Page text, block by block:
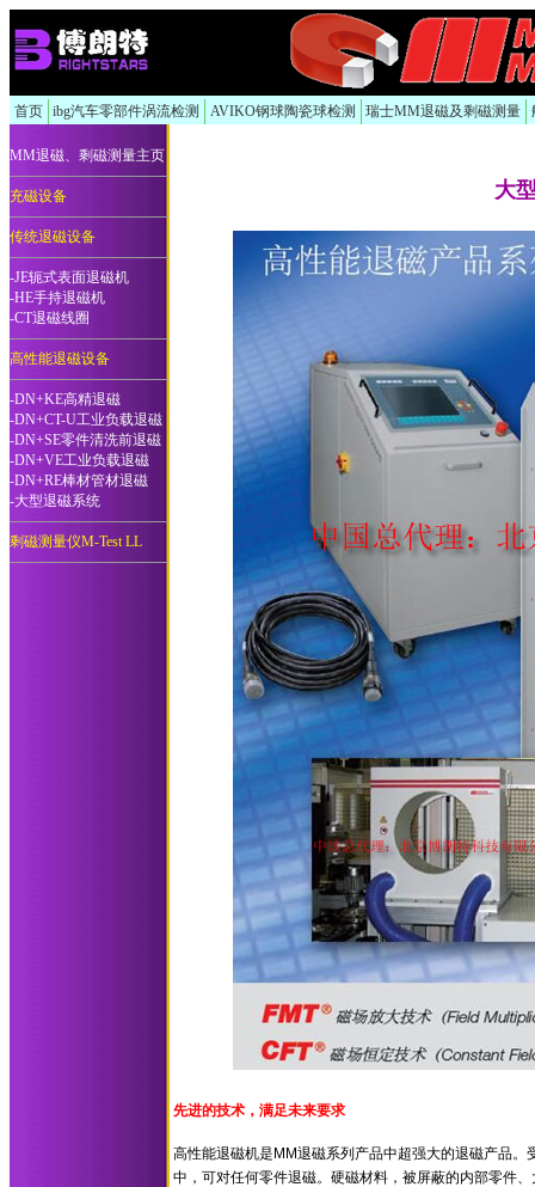
首页 ibg汽车零部件涡流检测 AVIKO钢球陶瓷球检测 瑞士MM退磁及剩磁测量
MM退磁、剩磁测量主页
充磁设备
传统退磁设备
-JE轭式表面退磁机
-HE手持退磁机
-CT退磁线圈
高性能退磁设备
-DN+KE高精退磁
-DN+CT-U工业负载退磁
-DN+SE零件清洗前退磁
-DN+VE工业负载退磁
-DN+RE棒材管材退磁
-大型退磁系统
剩磁测量仪M-Test LL
大
先进的技术，满足未来要求
高性能退磁机是MM退磁系列产品中超强大的退磁产品
中，可对任何零件退磁。硬磁材料，被屏蔽的内部零件